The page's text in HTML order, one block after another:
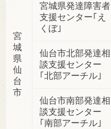
宮
城
県
仙
台
市
宮城県発達障害者
支援センター｢え
くぼ｣
仙台市北部発達相
談支援センター
｢北部アーチル｣
仙台市南部発達相
談支援センター
｢南部アーチル｣